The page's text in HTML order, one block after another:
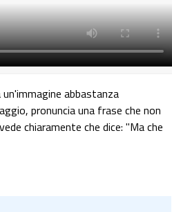
abbastanza
pronuncia una frase che non
chiaramente che dice: "Ma che